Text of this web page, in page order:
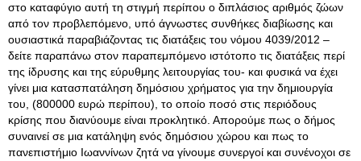
στο καταφύγιο αυτή τη στιγμή περίπου ο διπλάσιος αριθμός ζώων
από τον προβλεπόμενο, υπό άγνωστες συνθήκες διαβίωσης και
ουσιαστικά παραβιάζοντας τις διατάξεις του νόμου 4039/2012 –
δείτε παραπάνω στον παραπεμπόμενο ιστότοπο τις διατάξεις περί
της ίδρυσης και της εύρυθμης λειτουργίας του- και φυσικά να έχει
γίνει μια κατασπατάληση δημόσιου χρήματος για την δημιουργία
του, (800000 ευρώ περίπου), το οποίο ποσό στις περιόδους
κρίσης που διανύουμε είναι προκλητικό. Απορούμε πως ο δήμος
συναινεί σε μια κατάληψη ενός δημόσιου χώρου και πως το
πανεπιστήμιο Ιωαννίνων ζητά να γίνουμε συνεργοί και συνένοχοι σε